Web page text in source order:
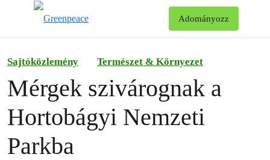
Adományozz
Sajtóközlemény Természet & Környezet
Mérgek szivárognak a
Hortobágyi Nemzeti
Parkba